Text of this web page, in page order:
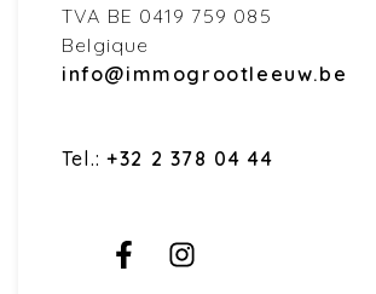
TVA BE 0419 759 085
Belgique
info@immogrootleeuw.be
Tel.: +32 2 378 04 44